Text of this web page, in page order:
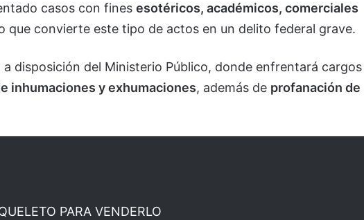
casos con fines esotéricos, académicos, comerciales
que convierte este tipo de actos en un delito federal grave.
disposición del Ministerio Público, donde enfrentará cargos
inhumaciones y exhumaciones, además de profanación de
PARA VENDERLO